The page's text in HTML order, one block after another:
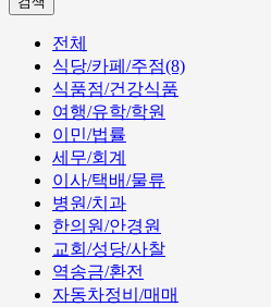
전체
식당/카페/주점(8)
식품점/건강식품
여행/유학/학원
이민/법률
세무/회계
이사/택배/물류
병원/치과
한의원/안경원
교회/성당/사찰
역송금/환전
자동차정비/매매